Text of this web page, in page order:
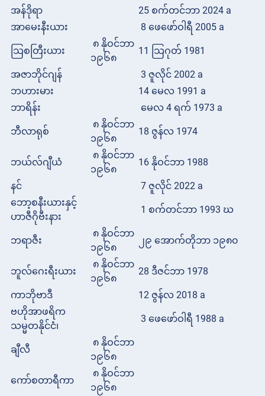
အန်ဒိုရာ
25 စက်တင်ဘာ 2024 a
အာမေးနီးယား
8 ဖေဖော်ဝါရီ 2005 a
သြစတြီးယား
၈ နိုဝင်ဘာ
၁၉၆၈
11 သြဂုတ် 1981
အဇာဘိုင်ဂျန်
3 ဇူလိုင် 2002 a
ဘဟားမား
14 မေလ 1991 a
ဘာရိန်း
မေလ 4 ရက် 1973 a
ဘီလာရုစ်
၈ နိုဝင်ဘာ
၁၉၆၈
18 ဇွန်လ 1974
ဘယ်လ်ဂျီယံ
၈ နိုဝင်ဘာ
၁၉၆၈
16 နိုဝင်ဘာ 1988
နင်
7 ဇူလိုင် 2022 a
ဘော့စနီးယားနှင့်
ဟာဇီဂိုဗီးနား
1 စက်တင်ဘာ 1993 ဃ
ဘရာဇီး
၈ နိုဝင်ဘာ
၁၉၆၈
၂၉ အောက်တိုဘာ ၁၉၈၀
ဘူလ်ဂေးရီးယား
၈ နိုဝင်ဘာ
၁၉၆၈
28 ဒီဇင်ဘာ 1978
ကာဘိုဗာဒီ
12 ဇွန်လ 2018 a
ဗဟိုအာဖရိက
သမ္မတနိုင်ငံ၊
3 ဖေဖော်ဝါရီ 1988 a
ချီလီ
၈ နိုဝင်ဘာ
၁၉၆၈
ကော်စတာရီကာ
၈ နိုဝင်ဘာ
၁၉၆၈